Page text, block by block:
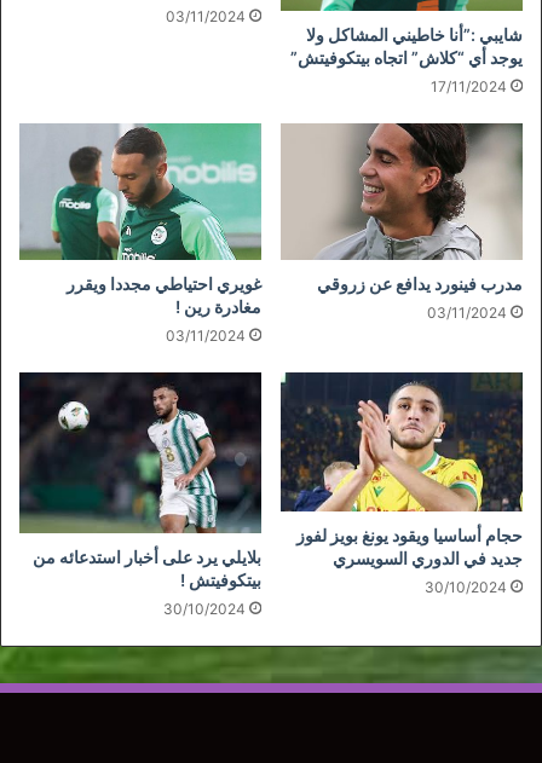
شايبي :”أنا خاطيني المشاكل ولا
يوجد أي “كلاش” اتجاه بيتكوفيتش”
17/11/2024
03/11/2024
مدرب فينورد يدافع عن زروقي
03/11/2024
غويري احتياطي مجددا ويقرر
مغادرة رين !
03/11/2024
حجام أساسيا ويقود يونغ بويز لفوز
جديد في الدوري السويسري
30/10/2024
بلايلي يرد على أخبار استدعائه من
بيتكوفيتش !
30/10/2024